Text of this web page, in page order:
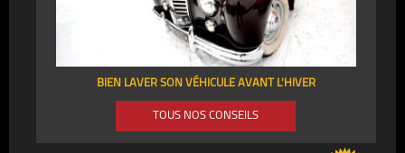
BIEN LAVER SON VÉHICULE AVANT L'HIVER
TOUS NOS CONSEILS